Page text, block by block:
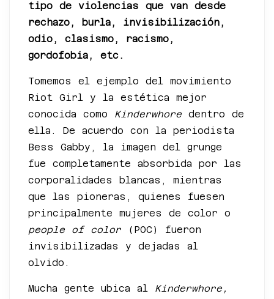
tipo de violencias que van desde
rechazo, burla, invisibilización,
odio, clasismo, racismo,
gordofobia, etc.
Tomemos el ejemplo del movimiento
Riot Girl y la estética mejor
conocida como Kinderwhore dentro de
ella. De acuerdo con la periodista
Bess Gabby, la imagen del grunge
fue completamente absorbida por las
corporalidades blancas, mientras
que las pioneras, quienes fuesen
principalmente mujeres de color o
people of color
(POC) fueron
invisibilizadas y dejadas al
olvido.
Mucha gente ubica al Kinderwhore,